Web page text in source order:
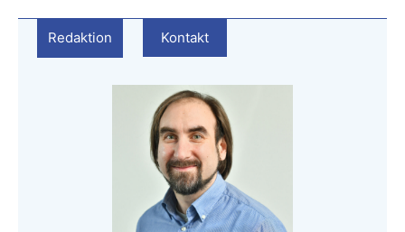
Redaktion Kontakt